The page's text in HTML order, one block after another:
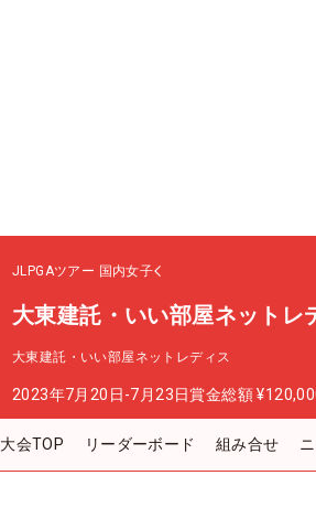
JLPGAツアー 国内女子
大東建託・いい部屋ネットレ
大東建託・いい部屋ネットレディス
2023年7月20日-7月23日賞金総額
大会TOP リーダーボード 組み合せ